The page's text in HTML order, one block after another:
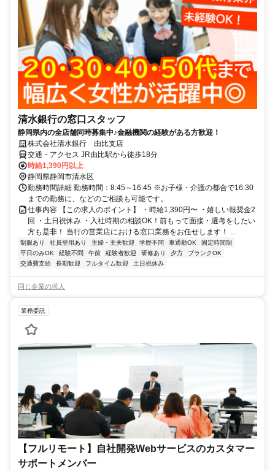
清水銀行の窓口スタッフ
静岡県内の全店舗同時募集中♪金融機関の経験がある方歓迎！
株式会社清水銀行 由比支店
交通・アクセス JR由比駅から徒歩18分
時給1,390円以上
静岡県静岡市清水区
勤務時間詳細 勤務時間：8:45～16:45 ※お子様・介護の都合で16:30
までの勤務に、などのご相談も可能です。
仕事内容 【この求人のポイント】 ・時給1,390円〜 ・嬉しい報奨金2
回 ・土日祝休み ・入社時期の相談OK！前もって面接・選考をしたい
方も是非！ 当行の営業店における窓口業務をお任せします！ ...
制服あり 社員登用あり 主婦・主夫歓迎 学歴不問 車通勤OK
固定時間制
平日のみOK
経験不問 午前 経験者歓迎 研修あり 夕方
ブランクOK
交通費支給
長期歓迎 フルタイム歓迎 土日祝休み
同じ企業の求人
業務委託
【フルリモート】自社開発Webサービスのカスタマー
サポートメンバー